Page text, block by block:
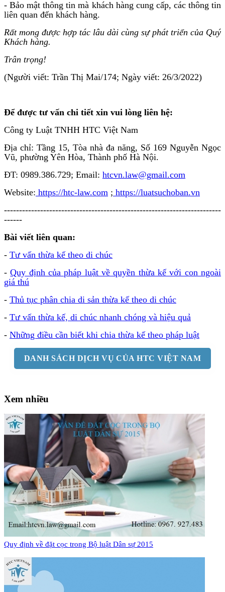
- Bảo mật thông tin mà khách hàng cung cấp, các thông tin
liên quan đến khách hàng.
Rất mong được hợp tác lâu dài cùng sự phát triển của Quý
Khách hàng.
Trân trọng!
(Người viết: Trần Thị Mai/174; Ngày viết: 26/3/2022)
Để được tư vấn chi tiết xin vui lòng liên hệ:
Công ty Luật TNHH HTC Việt Nam
Địa chỉ: Tầng 15, Tòa nhà đa năng, Số 169 Nguyễn Ngọc
Vũ, phường Yên Hòa, Thành phố Hà Nội.
ĐT: 0989.386.729; Email: htcvn.law@gmail.com
Website: https://htc-law.com ; https://luatsuchoban.vn
------------------------------------------------------------------------
------
Bài viết liên quan:
- Tư vấn thừa kế theo di chúc
-Quy định của pháp luật về quyền thừa kế với con ngoài
giá thú
- Thủ tục phân chia di sản thừa kế theo di chúc
- Tư vấn thừa kế, di chúc nhanh chóng và hiệu quả
- Những điều cần biết khi chia thừa kế theo pháp luật
DANH SÁCH DỊCH VỤ CỦA HTC VIỆT NAM
Xem nhiều
Quy định về đặt cọc trong Bộ luật Dân sự 2015